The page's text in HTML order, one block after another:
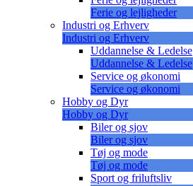
Ferie og lejligheder
Industri og Erhverv
Industri og Erhverv
Uddannelse & Ledelse
Uddannelse & Ledelse
Service og økonomi
Service og økonomi
Hobby og Dyr
Hobby og Dyr
Biler og sjov
Biler og sjov
Tøj og mode
Tøj og mode
Sport og friluftsliv